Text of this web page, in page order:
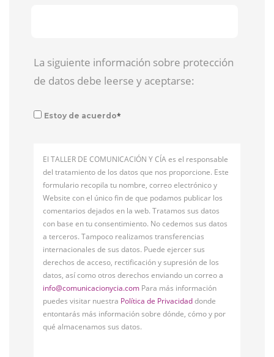
La siguiente información sobre protección
de datos debe leerse y aceptarse:
Estoy de acuerdo*
El TALLER DE COMUNICACIÓN Y CÍA es el responsable
del tratamiento de los datos que nos proporcione. Este
formulario recopila tu nombre, correo electrónico y
Website con el único fin de que podamos publicar los
comentarios dejados en la web. Tratamos sus datos
con base en tu consentimiento. No cedemos sus datos
a terceros. Tampoco realizamos transferencias
internacionales de sus datos. Puede ejercer sus
derechos de acceso, rectificación y supresión de los
datos, así como otros derechos enviando un correo a
info@comunicacionycia.com Para más información
puedes visitar nuestra Política de Privacidaddonde
entontarás más información sobre dónde, cómo y por
qué almacenamos sus datos.